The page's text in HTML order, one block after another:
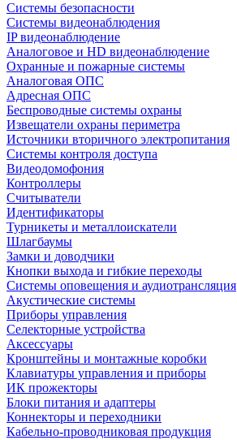
Системы безопасности
Системы видеонаблюдения
IP видеонаблюдение
Аналоговое и HD видеонаблюдение
Охранные и пожарные системы
Аналоговая ОПС
Адресная ОПС
Беспроводные системы охраны
Извещатели охраны периметра
Источники вторичного электропитания
Системы контроля доступа
Видеодомофония
Контроллеры
Считыватели
Идентификаторы
Турникеты и металлоискатели
Шлагбаумы
Замки и доводчики
Кнопки выхода и гибкие переходы
Системы оповещения и аудиотрансляция
Акустические системы
Приборы управления
Селекторные устройства
Аксессуары
Кронштейны и монтажные коробки
Клавиатуры управления и приборы
ИК прожекторы
Блоки питания и адаптеры
Коннекторы и переходники
Кабельно-проводниковая продукция